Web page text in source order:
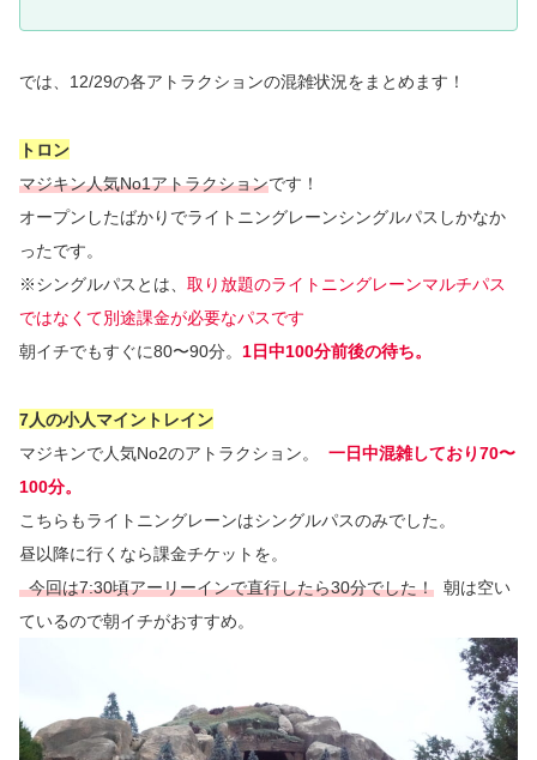
では、12/29の各アトラクションの混雑状況をまとめます！
トロン
マジキン人気No1アトラクションです！
オープンしたばかりでライトニングレーンシングルパスしかなか
ったです。
※シングルパスとは、 取り放題のライトニングレーンマルチパス
ではなくて別途課金が必要なパスです
朝イチでもすぐに80〜90分。 1日中100分前後の待ち。
7人の小人マイントレイン
マジキンで人気No2のアトラクション。
一日中混雑しており70〜
100分。
こちらもライトニングレーンはシングルパスのみでした。
昼以降に行くなら課金チケットを。
今回は7:30頃アーリーインで直行したら30分でした！ 朝は空い
ているので朝イチがおすすめ。